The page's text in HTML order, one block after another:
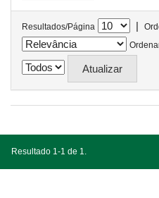
Resultados/Página |
Resultado 1-1 de 1.